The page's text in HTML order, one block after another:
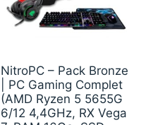
NitroPC – Pack Bronze
| PC Gaming Complet
(AMD Ryzen 5 5655G
6/12 4,4GHz, RX Vega